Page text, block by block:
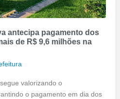
antecipa pagamento dos
de R$ 9,6 milhões na
valorizando o
o pagamento em dia dos